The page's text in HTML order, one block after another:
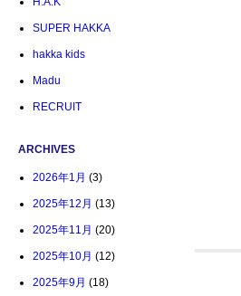
SUPER HAKKA
hakka kids
Madu
RECRUIT
ARCHIVES
2026年1月 (3)
2025年12月 (13)
2025年11月 (20)
2025年10月 (12)
2025年9月 (18)